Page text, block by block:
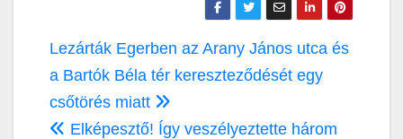
Bejegyzés
navigáció
Lezárták Egerben az Arany János utca és
a Bartók Béla tér kereszteződését egy
csőtörés miatt
Elképesztő! Így veszélyeztette három